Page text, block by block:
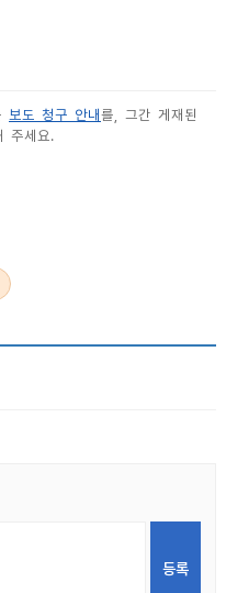
보도 청구 안내 를, 그간 게재된
주세요.